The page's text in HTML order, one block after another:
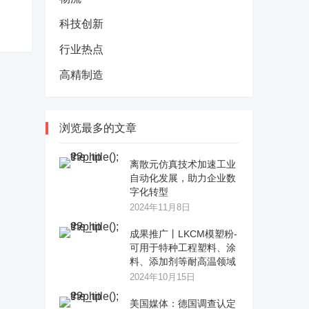
科技创新
行业热点
高精制造
浏览最多的文章
离散元仿真技术加速工业
自动化发展，助力企业数
字化转型
2024年11月8日
成果推广丨LKCM模塑粉-
可用于特种工程塑料、涂
料、添加剂等耐高温领域
2024年10月15日
美国媒体：德国调查认定